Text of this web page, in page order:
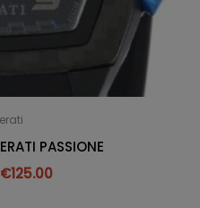
PASSIONE
€125.00